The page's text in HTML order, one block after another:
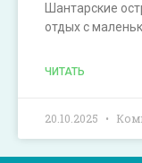
Шантарские
отдых с
ЧИТАТЬ
20.10.2025